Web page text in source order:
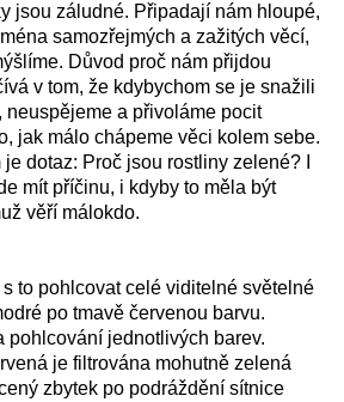
jsou záludné. Připadají nám hloupé,
samozřejmých a zažitých věcí,
Důvod proč nám přijdou
v tom, že kdybychom se je snažili
neuspějeme a přivoláme pocit
jak málo chápeme věci kolem sebe.
dotaz: Proč jsou rostliny zelené? I
mít příčinu, i kdyby to měla být
věří málokdo.
to pohlcovat celé viditelné světelné
po tmavě červenou barvu.
pohlcování jednotlivých barev.
je filtrována mohutně zelená
zbytek po podráždění sítnice